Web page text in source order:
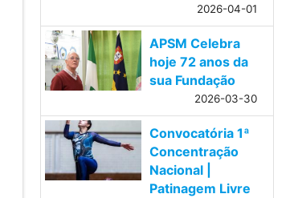
2026-04-01
APSM Celebra
hoje 72 anos da
sua Fundação
2026-03-30
Convocatória 1ª
Concentração
Nacional |
Patinagem Livre